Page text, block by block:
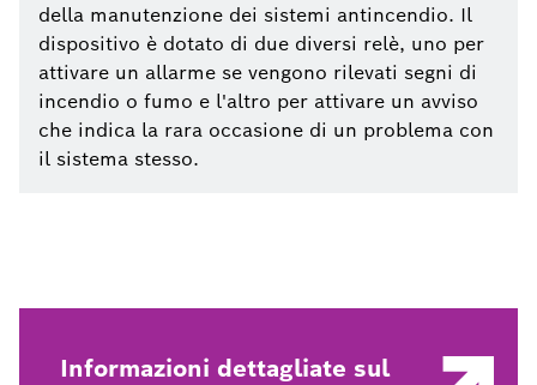
della manutenzione dei sistemi antincendio. Il
dispositivo è dotato di due diversi relè, uno per
attivare un allarme se vengono rilevati segni di
incendio o fumo e l'altro per attivare un avviso
che indica la rara occasione di un problema con
il sistema stesso.
Informazioni dettagliate sul